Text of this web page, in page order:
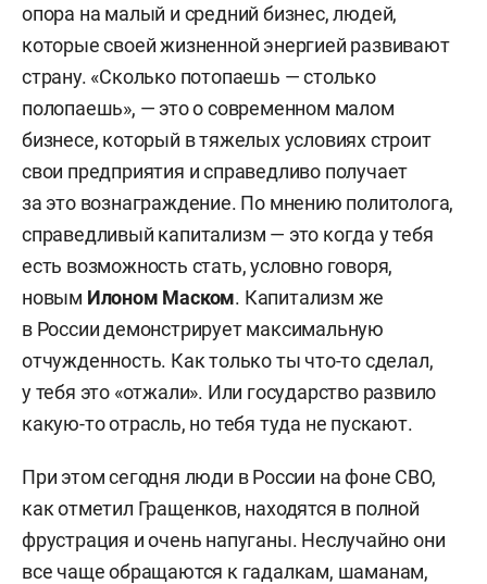
опора на малый и средний бизнес, людей,
которые своей жизненной энергией развивают
страну. «Сколько потопаешь — столько
полопаешь», — это о современном малом
бизнесе, который в тяжелых условиях строит
свои предприятия и справедливо получает
за это вознаграждение. По мнению политолога,
справедливый капитализм — это когда у тебя
есть возможность стать, условно говоря,
новым Илоном Маском. Капитализм же
в России демонстрирует максимальную
отчужденность. Как только ты что-то сделал,
у тебя это «отжали». Или государство развило
какую-то отрасль, но тебя туда не пускают.
При этом сегодня люди в России на фоне СВО,
как отметил Гращенков, находятся в полной
фрустрация и очень напуганы. Неслучайно они
все чаще обращаются к гадалкам, шаманам,